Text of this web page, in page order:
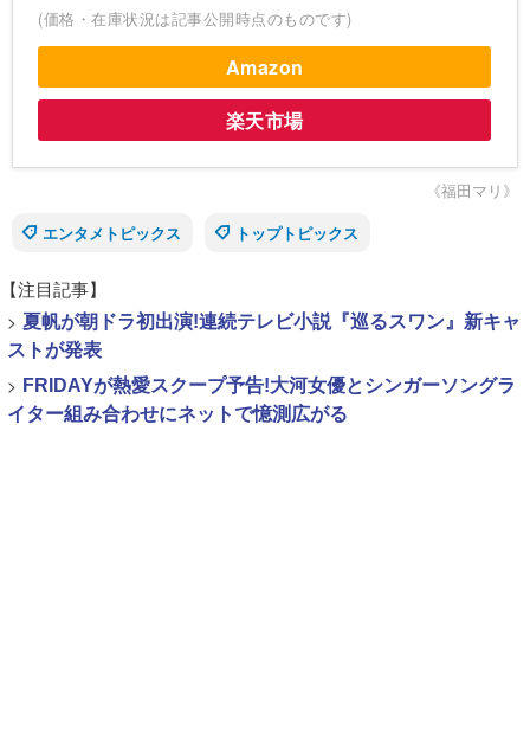
(価格・在庫状況は記事公開時点のものです)
Amazon
楽天市場
《福田マリ》
エンタメトピックス
トップトピックス
【注目記事】
> 夏帆が朝ドラ初出演!連続テレビ小説『巡るスワン』新キャ
ストが発表
> FRIDAYが熱愛スクープ予告!大河女優とシンガーソングラ
イター組み合わせにネットで憶測広がる